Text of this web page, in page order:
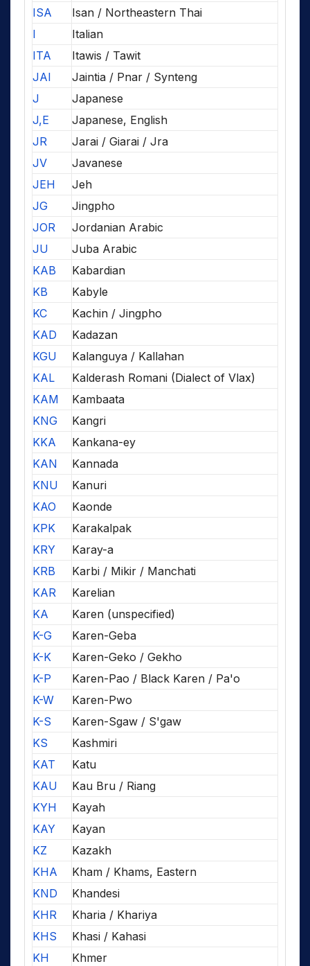
ISA
Isan / Northeastern Thai
I
Italian
ITA
Itawis / Tawit
JAI
Jaintia / Pnar / Synteng
J
Japanese
J,E
Japanese, English
JR
Jarai / Giarai / Jra
JV
Javanese
JEH
Jeh
JG
Jingpho
JOR
Jordanian Arabic
JU
Juba Arabic
KAB
Kabardian
KB
Kabyle
KC
Kachin / Jingpho
KAD
Kadazan
KGU
Kalanguya / Kallahan
KAL
Kalderash Romani (Dialect of Vlax)
KAM
Kambaata
KNG
Kangri
KKA
Kankana-ey
KAN
Kannada
KNU
Kanuri
KAO
Kaonde
KPK
Karakalpak
KRY
Karay-a
KRB
Karbi / Mikir / Manchati
KAR
Karelian
KA
Karen (unspecified)
K-G
Karen-Geba
K-K
Karen-Geko / Gekho
K-P
Karen-Pao / Black Karen / Pa'o
K-W
Karen-Pwo
K-S
Karen-Sgaw / S'gaw
KS
Kashmiri
KAT
Katu
KAU
Kau Bru / Riang
KYH
Kayah
KAY
Kayan
KZ
Kazakh
KHA
Kham / Khams, Eastern
KND
Khandesi
KHR
Kharia / Khariya
KHS
Khasi / Kahasi
KH
Khmer